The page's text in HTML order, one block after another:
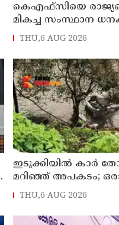
കെഎഫ്‌സിയെ
മികച്ച സംസ്ഥാന
സ്ഥാപനമാക്കും:
ഡി സതീശൻ
THU,6 AUG 2026
ഇടുക്കിയിൽ കാർ
മറിഞ്ഞ് അപകടം;
ദാരുണാന്ത്യം
THU,6 AUG 2026